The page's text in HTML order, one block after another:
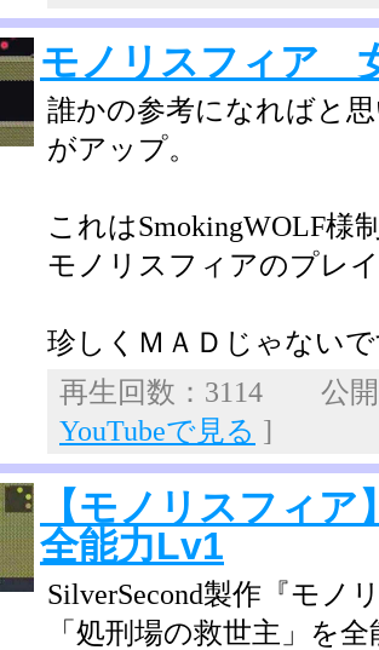
モノリスフィア
誰かの参考になればと
がアップ。
これはSmokingWOLF様
モノリスフィアのプレ
珍しくＭＡＤじゃない
再生回数：3114 公
YouTubeで見る ]
【モノリスフィ
全能力Lv1
SilverSecond製作『モノ
「処刑場の救世主」を